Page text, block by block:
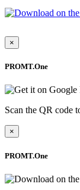
×
PROMT.One
Scan the QR code
×
PROMT.One